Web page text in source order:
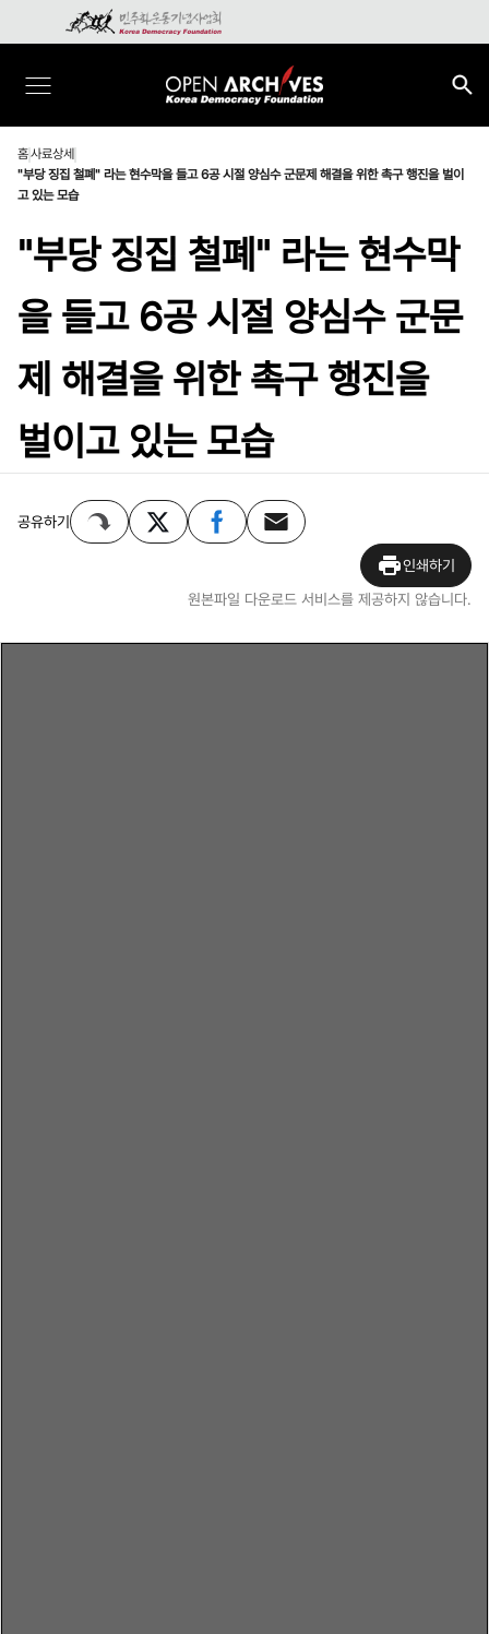
홈사료상세
"부당 징집 철폐" 라는 현수막을 들고 6공 시절 양심수 군문제 해결을 위한 촉구 행진을 벌이
고 있는 모습
"부당 징집 철폐" 라는 현수막
을 들고 6공 시절 양심수 군문
제 해결을 위한 촉구 행진을
벌이고 있는 모습
공유하기
인쇄하기
원본파일 다운로드 서비스를 제공하지 않습니다.